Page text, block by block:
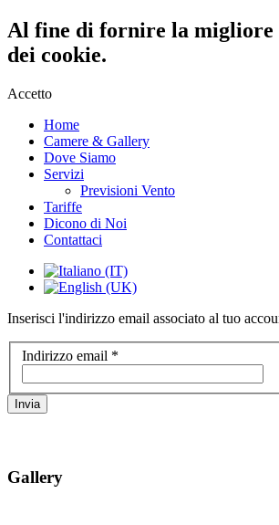
Al fine di fornire la migliore
dei cookie.
Accetto
Home
Camere & Gallery
Dove Siamo
Servizi
Previsioni Vento
Tariffe
Dicono di Noi
Contattaci
Inserisci l'indirizzo email associato al tuo
Indirizzo email *
Invia
Gallery